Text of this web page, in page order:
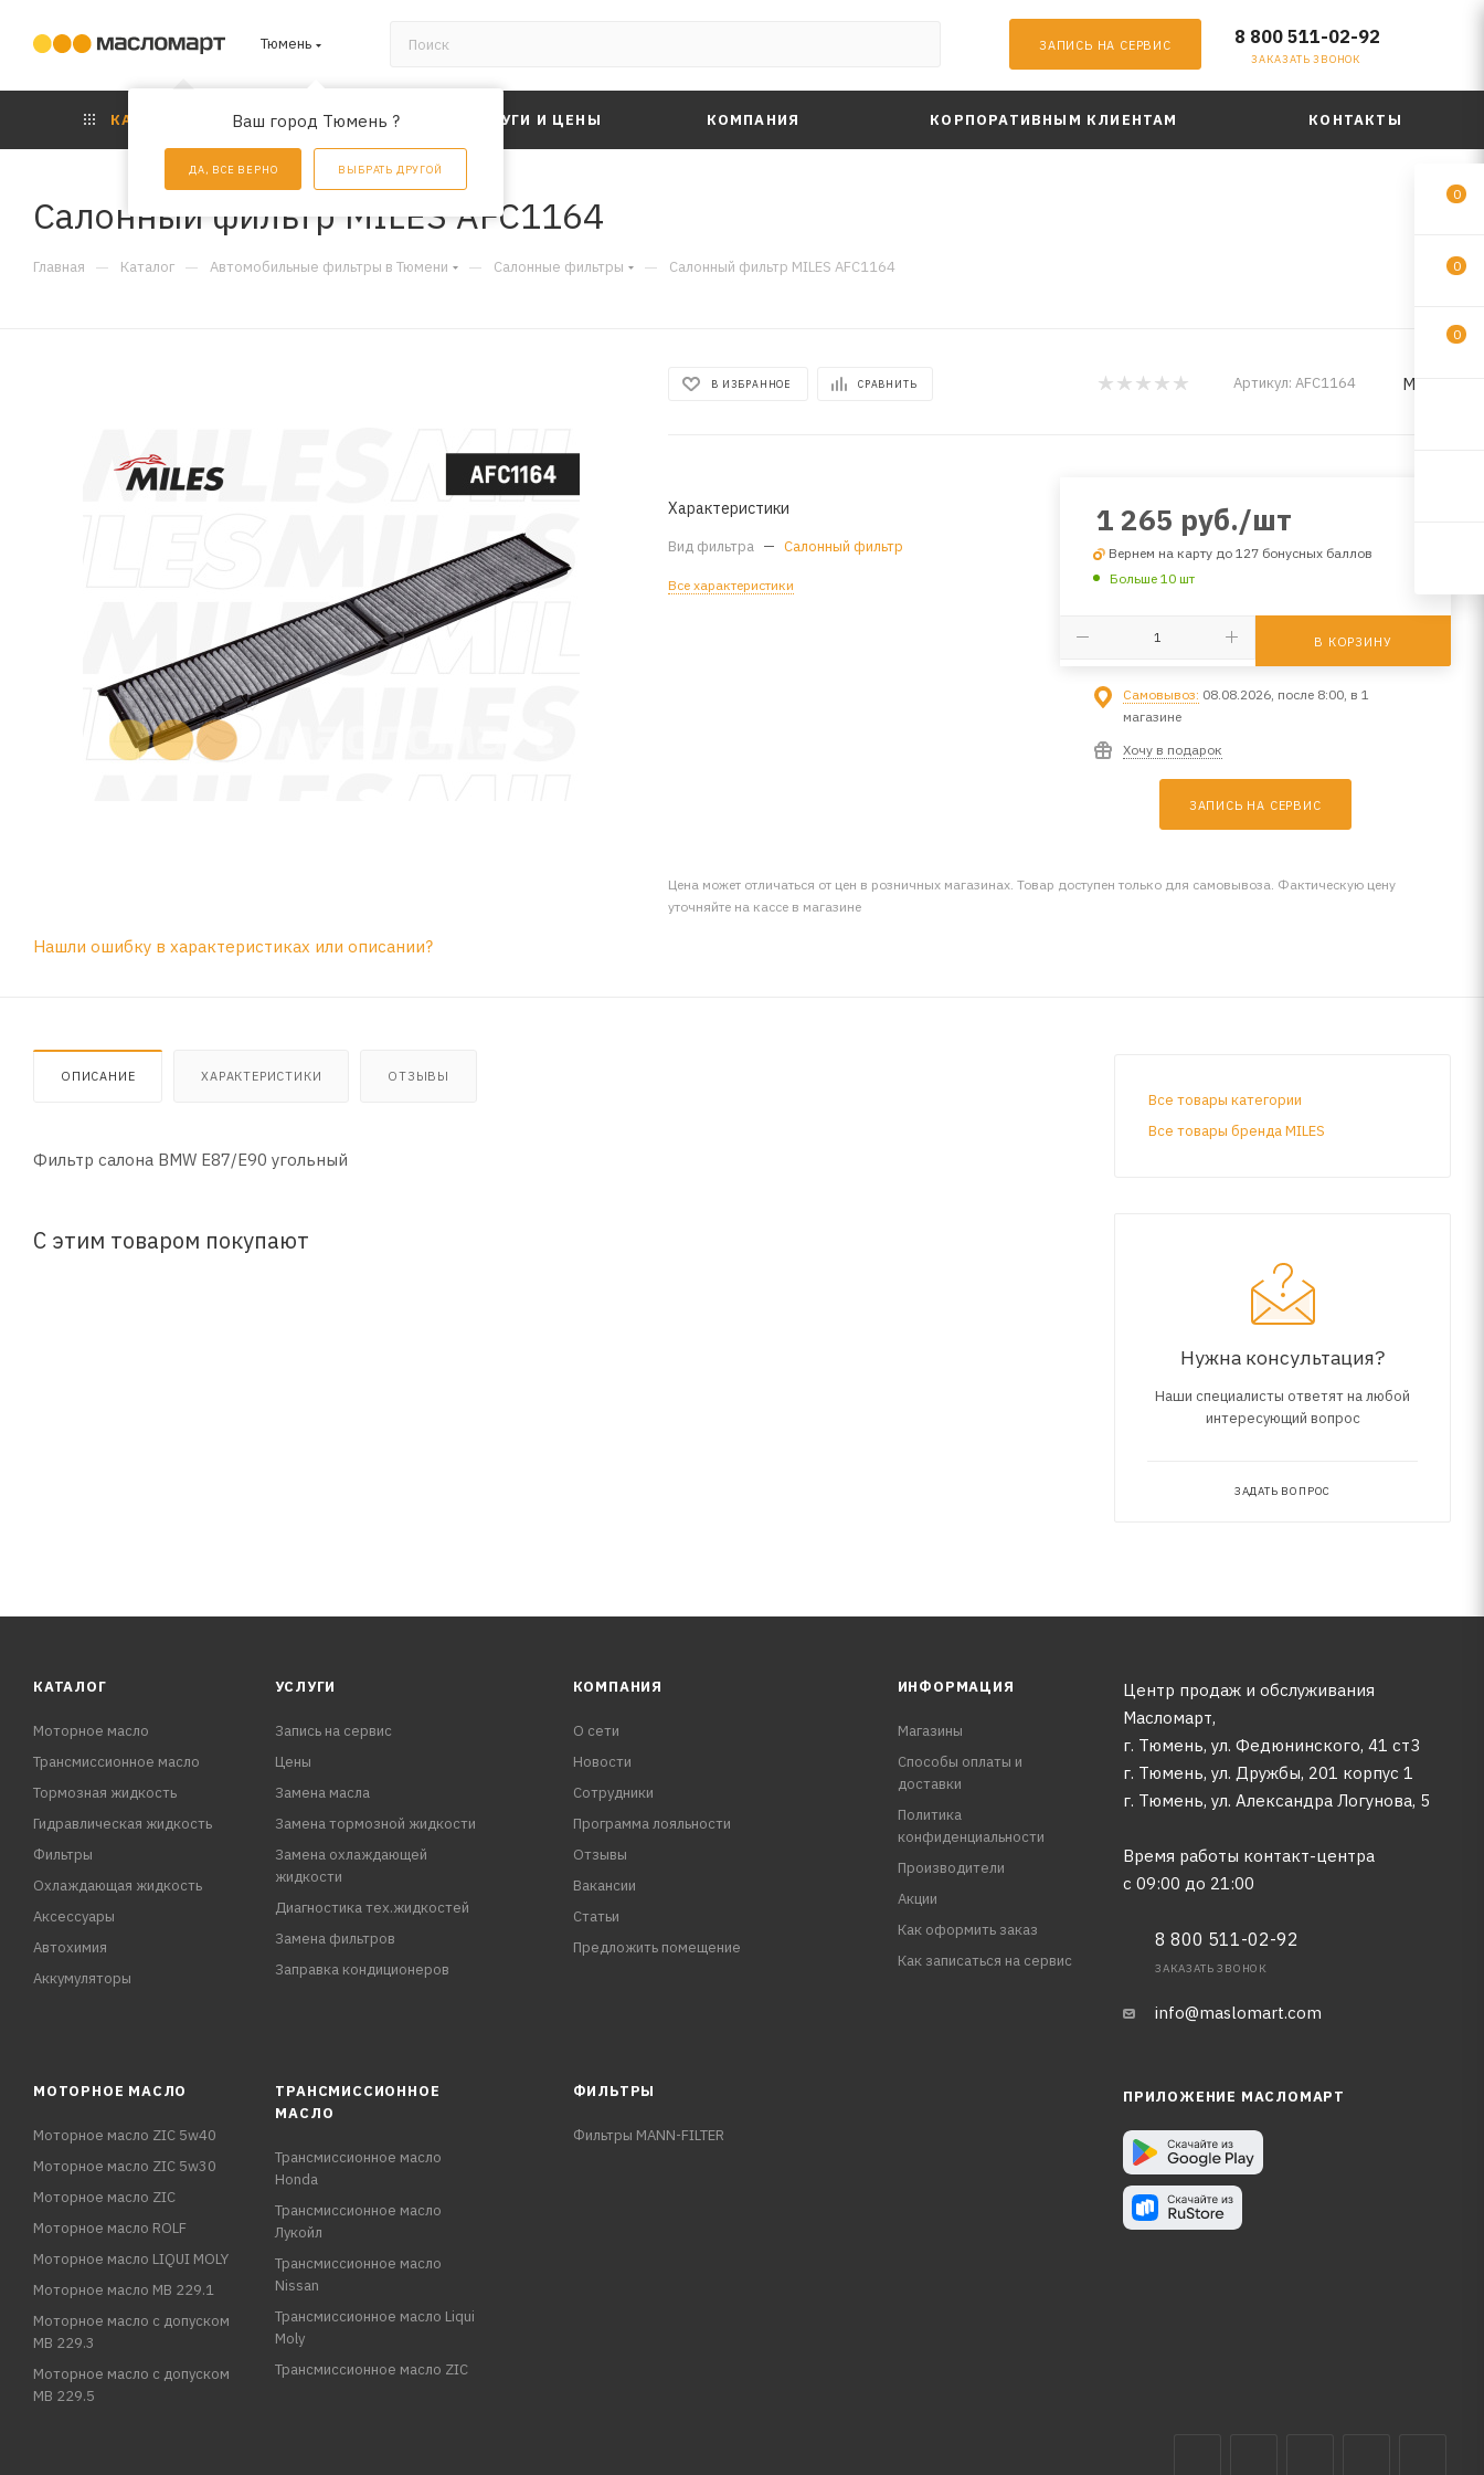
Тюмень
Ваш город Тюмень ?
ДА, ВСЕ ВЕРНО ВЫБРАТЬ ДРУГОЙ
ЗАПИСЬ НА СЕРВИС 8 800 511-02-92
ЗАКАЗАТЬ ЗВОНОК
КАТАЛОГ АКЦИИ УСЛУГИ И ЦЕНЫ КОМПАНИЯ КОРПОРАТИВНЫМ КЛИЕНТАМ КОНТАКТЫ
Салонный фильтр MILES AFC1164
Главная — Каталог — Автомобильные фильтры в Тюмени — Салонные фильтры — Салонный фильтр MILES AFC1164
В ИЗБРАННОЕ СРАВНИТЬ Артикул: AFC1164 MILES
Характеристики
Вид фильтра — Салонный фильтр
Все характеристики
1 265 руб./шт
Вернем на карту до 127 бонусных баллов
Больше 10 шт
В КОРЗИНУ
Самовывоз: 08.08.2026, после 8:00, в 1
магазине
Хочу в подарок
ЗАПИСЬ НА СЕРВИС
Цена может отличаться от цен в розничных магазинах. Товар доступен только для самовывоза. Фактическую цену
уточняйте на кассе в магазине
Нашли ошибку в характеристиках или описании?
ОПИСАНИЕ ХАРАКТЕРИСТИКИ ОТЗЫВЫ
Фильтр салона BMW E87/E90 угольный
С этим товаром покупают
Все товары категории
Все товары бренда MILES
Нужна консультация?
Наши специалисты ответят на любой
интересующий вопрос
ЗАДАТЬ ВОПРОС
КАТАЛОГ
Моторное масло
Трансмиссионное масло
Тормозная жидкость
Гидравлическая жидкость
Фильтры
Охлаждающая жидкость
Аксессуары
Автохимия
Аккумуляторы
УСЛУГИ
Запись на сервис
Цены
Замена масла
Замена тормозной жидкости
Замена охлаждающей
жидкости
Диагностика тех.жидкостей
Замена фильтров
Заправка кондиционеров
КОМПАНИЯ
О сети
Новости
Сотрудники
Программа лояльности
Отзывы
Вакансии
Статьи
Предложить помещение
ИНФОРМАЦИЯ
Магазины
Способы оплаты и
доставки
Политика
конфиденциальности
Производители
Акции
Как оформить заказ
Как записаться на сервис
Центр продаж и обслуживания
Масломарт,
г. Тюмень, ул. Федюнинского, 41 ст3
г. Тюмень, ул. Дружбы, 201 корпус 1
г. Тюмень, ул. Александра Логунова, 5
Время работы контакт-центра
с 09:00 до 21:00
8 800 511-02-92
ЗАКАЗАТЬ ЗВОНОК
info@maslomart.com
МОТОРНОЕ МАСЛО
Моторное масло ZIC 5w40
Моторное масло ZIC 5w30
Моторное масло ZIC
Моторное масло ROLF
Моторное масло LIQUI MOLY
Моторное масло MB 229.1
Моторное масло с допуском
MB 229.3
Моторное масло с допуском
MB 229.5
ТРАНСМИССИОННОЕ
МАСЛО
Трансмиссионное масло
Honda
Трансмиссионное масло
Лукойл
Трансмиссионное масло
Nissan
Трансмиссионное масло Liqui
Moly
Трансмиссионное масло ZIC
ФИЛЬТРЫ
Фильтры MANN-FILTER
ПРИЛОЖЕНИЕ МАСЛОМАРТ
0
0
0